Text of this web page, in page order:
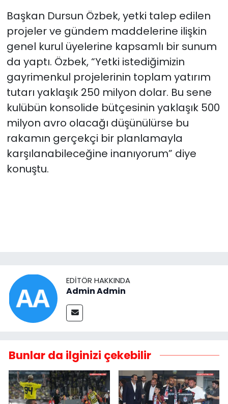
Başkan Dursun Özbek, yetki talep edilen
projeler ve gündem maddelerine ilişkin
genel kurul üyelerine kapsamlı bir sunum
da yaptı. Özbek, “Yetki istediğimizin
gayrimenkul projelerinin toplam yatırım
tutarı yaklaşık 250 milyon dolar. Bu sene
kulübün konsolide bütçesinin yaklaşık 500
milyon avro olacağı düşünülürse bu
rakamın gerçekçi bir planlamayla
karşılanabileceğine inanıyorum” diye
konuştu.
EDITÖR HAKKINDA
Admin Admin
Bunlar da ilginizi çekebilir